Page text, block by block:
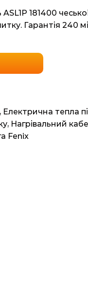
181400
Гарантія 240
, Електрична тепла
, Нагрівальний
Fenix